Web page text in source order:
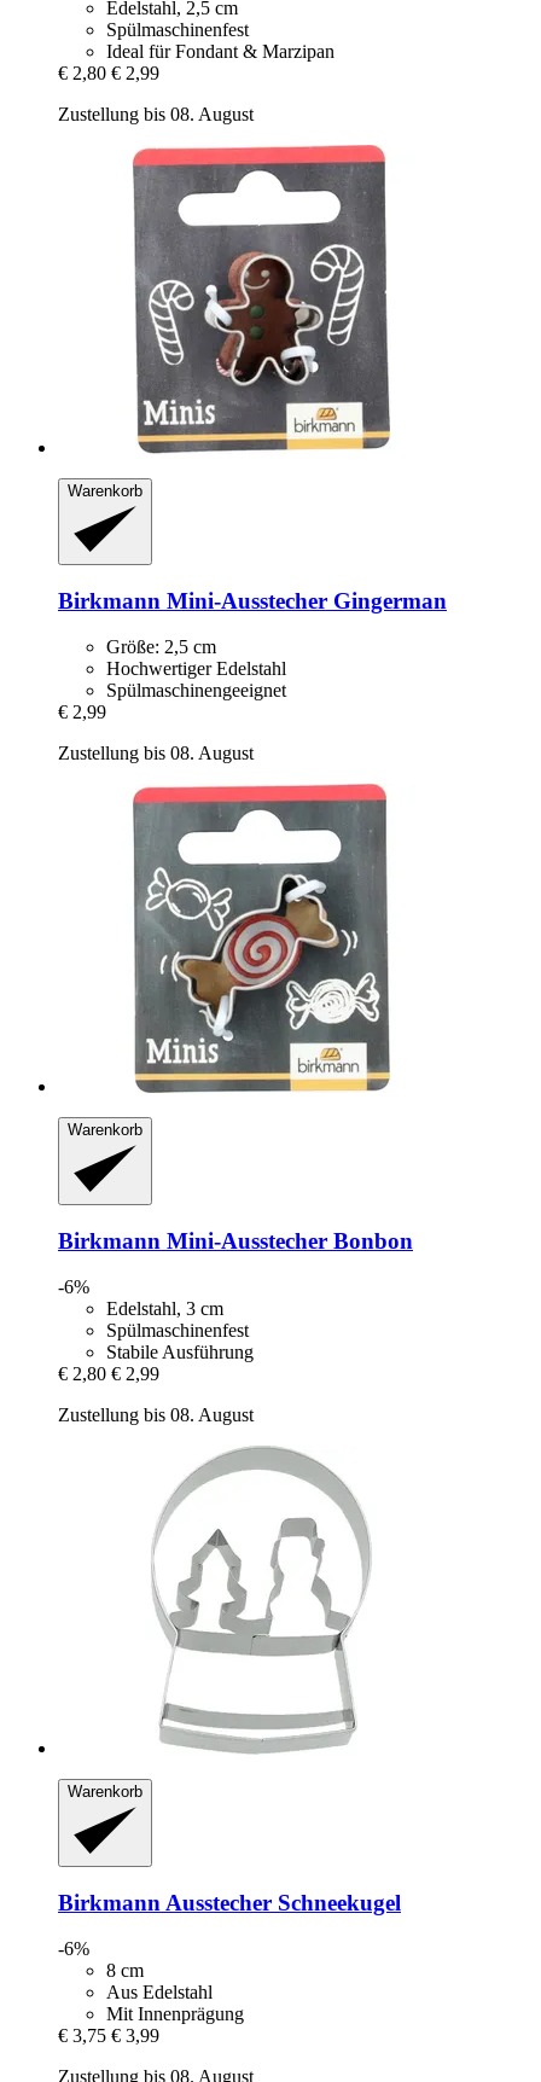
Edelstahl, 2,5 cm
Spülmaschinenfest
Ideal für Fondant & Marzipan
€ 2,80 € 2,99
Zustellung bis 08. August
Warenkorb
Birkmann Mini-​Ausstecher Gingerman
Größe: 2,5 cm
Hochwertiger Edelstahl
Spülmaschinengeeignet
€ 2,99
Zustellung bis 08. August
Warenkorb
Birkmann Mini-​Ausstecher Bonbon
-6%
Edelstahl, 3 cm
Spülmaschinenfest
Stabile Ausführung
€ 2,80 € 2,99
Zustellung bis 08. August
Warenkorb
Birkmann Ausstecher Schneekugel
-6%
8 cm
Aus Edelstahl
Mit Innenprägung
€ 3,75 € 3,99
Zustellung bis 08. August